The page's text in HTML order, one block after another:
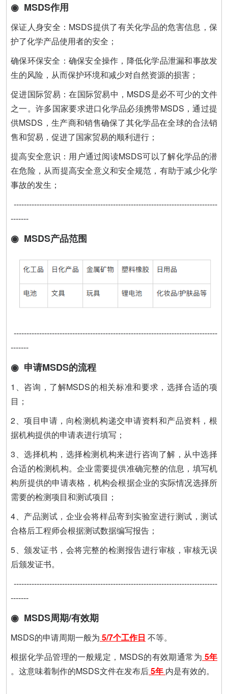
◉ MSDS作用
保证人身安全：MSDS提供了有关化学品的危害信息，保
护了化学产品使用者的安全；
确保环保安全：确保安全操作，降低化学品泄漏和事故发
生的风险，从而保护环境和减少对自然资源的损害；
促进国际贸易：在国际贸易中，MSDS是必不可少的文件
之一。许多国家要求进口化学品必须携带MSDS，通过提
供MSDS，生产商和销售确保了其化学品在全球的合法销
售和贸易，促进了国家贸易的顺利进行；
提高安全意识：用户通过阅读MSDS可以了解化学品的潜
在危险，从而提高安全意义和安全规范，有助于减少化学
事故的发生；
--------------------------------------------------------------------------------
-------
◉ MSDS产品范围
--------------------------------------------------------------------------------
-------
◉ 申请MSDS的流程
1、咨询，了解MSDS的相关标准和要求，选择合适的项
目；
2、项目申请，向检测机构递交申请资料和产品资料，根
据机构提供的申请表进行填写；
3、选择机构，选择检测机构来进行咨询了解，从中选择
合适的检测机构。企业需要提供准确完整的信息，填写机
构所提供的申请表格，机构会根据企业的实际情况选择所
需要的检测项目和测试项目；
4、产品测试，企业会将样品寄到实验室进行测试，测试
合格后工程师会根据测试数据编写报告；
5、颁发证书，会将完整的检测报告进行审核，审核无误
后颁发证书。
--------------------------------------------------------------------------------
-------
◉ MSDS周期/有效期
MSDS的申请周期一般为 5/7个工作日 不等。
根据化学品管理的一般规定，MSDS的有效期通常为 5年
。这意味着制作的MSDS文件在发布后5年 内是有效的。